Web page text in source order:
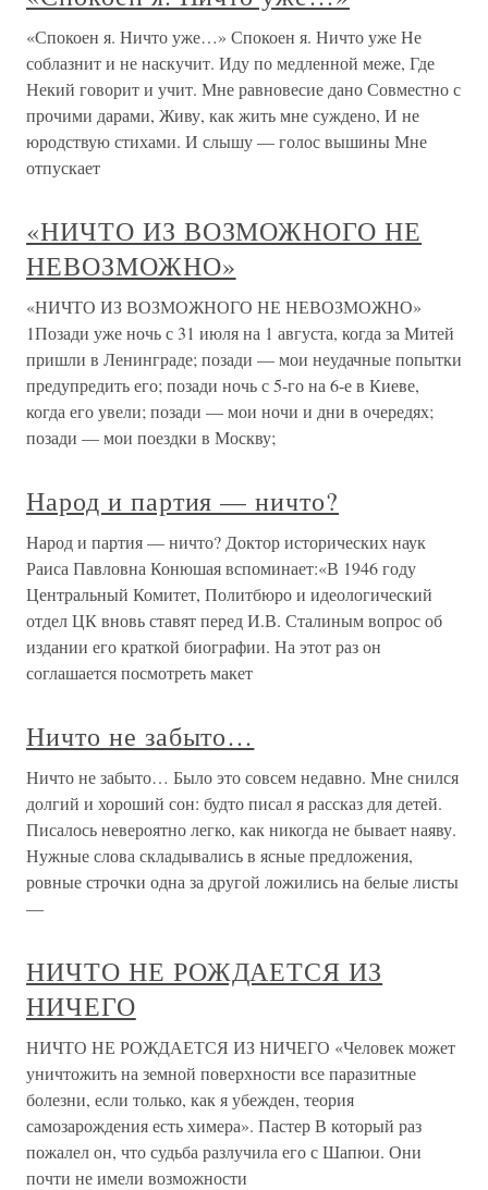
«Спокоен я. Ничто уже…» Спокоен я. Ничто уже Не
соблазнит и не наскучит. Иду по медленной меже, Где
Некий говорит и учит. Мне равновесие дано Совместно с
прочими дарами, Живу, как жить мне суждено, И не
юродствую стихами. И слышу — голос вышины Мне
отпускает
«НИЧТО ИЗ ВОЗМОЖНОГО НЕ
НЕВОЗМОЖНО»
«НИЧТО ИЗ ВОЗМОЖНОГО НЕ НЕВОЗМОЖНО»
1Позади уже ночь с 31 июля на 1 августа, когда за Митей
пришли в Ленинграде; позади — мои неудачные попытки
предупредить его; позади ночь с 5-го на 6-е в Киеве,
когда его увели; позади — мои ночи и дни в очередях;
позади — мои поездки в Москву;
Народ и партия — ничто?
Народ и партия — ничто? Доктор исторических наук
Раиса Павловна Конюшая вспоминает:«В 1946 году
Центральный Комитет, Политбюро и идеологический
отдел ЦК вновь ставят перед И.В. Сталиным вопрос об
издании его краткой биографии. На этот раз он
соглашается посмотреть макет
Ничто не забыто…
Ничто не забыто… Было это совсем недавно. Мне снился
долгий и хороший сон: будто писал я рассказ для детей.
Писалось невероятно легко, как никогда не бывает наяву.
Нужные слова складывались в ясные предложения,
ровные строчки одна за другой ложились на белые листы
—
НИЧТО НЕ РОЖДАЕТСЯ ИЗ
НИЧЕГО
НИЧТО НЕ РОЖДАЕТСЯ ИЗ НИЧЕГО «Человек может
уничтожить на земной поверхности все паразитные
болезни, если только, как я убежден, теория
самозарождения есть химера». Пастер В который раз
пожалел он, что судьба разлучила его с Шапюи. Они
почти не имели возможности